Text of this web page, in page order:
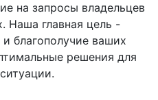
на запросы владельцев
Наша главная цель -
благополучие ваших
решения для